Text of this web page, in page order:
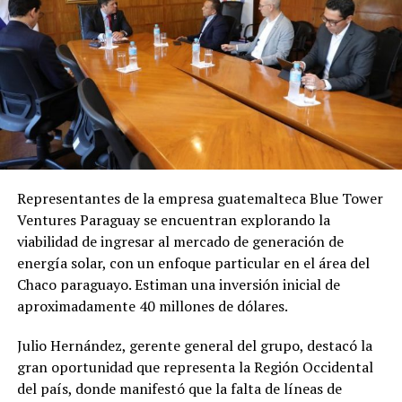
criminales, y que en realidad fue víctima de extorsión
por parte de criminales que buscaban ganancias
económicas.
Próximos pasos
De prosperar la acusación, el empresario podría
enfrentar una pena de12 a 30 años de prisión
por
de locación.
Según manifestaciones de los denunciantes, intentaron
evitar la denuncia penal recurriendo primero a la
Oficina de Mediación del Poder Judicial, solicitando que
se citara a Garrido para buscar un acuerdo comercial.
Durante la audiencia convocada, Garrido no asistió
personalmente, sino que fue representada por el
autenticadas de facturas de la empresa «Green Castle»
por valores de 18.500.000 y 10.400.000 guaraníes
respectivamente, sosteniendo que la señora Garrido
había pagado por todos los equipamientos e
infraestructura del comedor.
son facturas habían sido «anuladas por su titular» y que
«son de contenido falso», presuntamente completadas
por la Lic. Rosalba Garay, contadora que actualmente
Representantes de la empresa guatemalteca Blue Tower
Ventures Paraguay se encuentran explorando la
viabilidad de ingresar al mercado de generación de
energía solar, con un enfoque particular en el área del
Chaco paraguayo. Estiman una inversión inicial de
aproximadamente 40 millones de dólares.
Julio Hernández, gerente general del grupo, destacó la
gran oportunidad que representa la Región Occidental
del país, donde manifestó que la falta de líneas de